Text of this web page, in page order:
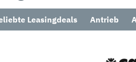
Leasingdeals Antrieb